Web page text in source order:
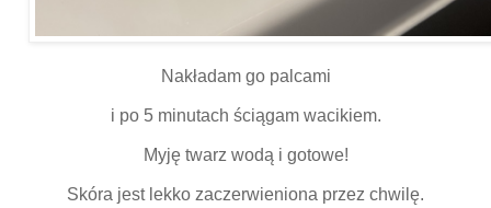
Nakładam go palcami
i po 5 minutach ściągam wacikiem.
Myję twarz wodą i gotowe!
Skóra jest lekko zaczerwieniona przez chwilę.